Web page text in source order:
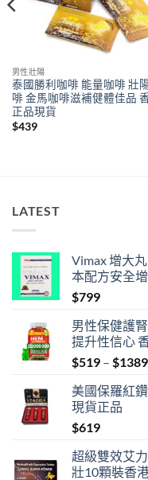
男性壯陽
泰國勝利咖啡 能量咖啡 壯
啡 金馬咖啡滋補健體佳品
正品現貨
$439
LATEST
Vimax 增大
本配方安全
$799
男性保健護
提升性信心
$519 – $1389
美國保羅紅
現貨正品
$619
超級雙效艾
壯10顆裝香